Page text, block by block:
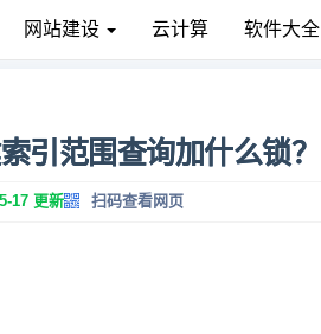
网站建设 云计算 软件大全
引范围查询加什么锁？
17 更新 扫码查看网页